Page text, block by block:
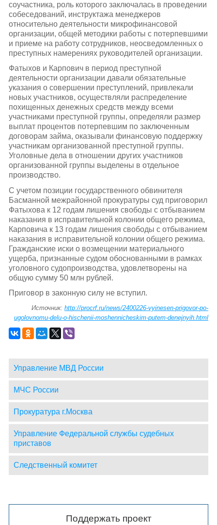
соучастника, роль которого заключалась в проведении
собеседований, инструктажа менеджеров
относительно деятельности микрофинансовой
организации, общей методики работы с потерпевшими
и приеме на работу сотрудников, неосведомленных о
преступных намерениях руководителей организации.
Фатыхов и Карпович в период преступной
деятельности организации давали обязательные
указания о совершении преступлений, привлекали
новых участников, осуществляли распределение
похищенных денежных средств между всеми
участниками преступной группы, определяли размер
выплат процентов потерпевшим по заключенным
договорам займа, оказывали финансовую поддержку
участникам организованной преступной группы.
Уголовные дела в отношении других участников
организованной группы выделены в отдельное
производство.
С учетом позиции государственного обвинителя
Басманной межрайонной прокуратуры суд приговорил
Фатыхова к 12 годам лишения свободы с отбыванием
наказания в исправительной колонии общего режима,
Карповича к 13 годам лишения свободы с отбыванием
наказания в исправительной колонии общего режима.
Гражданские иски о возмещении материального
ущерба, признанные судом обоснованными в рамках
уголовного судопроизводства, удовлетворены на
общую сумму 50 млн рублей.
Приговор в законную силу не вступил.
Источник:http://procrf.ru/news/2400226-vyinesen-prigovor-po-
ugolovnomu-delu-o-hischenii-moshennicheskim-putem-denejnyih.html
Управление МВД России
МЧС России
Прокуратура г.Москва
Управление Федеральной службы судебных
приставов
Следственный комитет
Поддержать проект